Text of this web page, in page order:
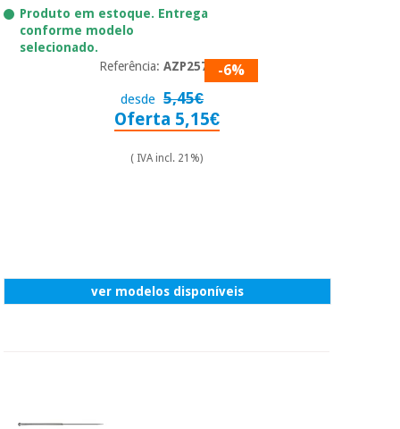
Produto em estoque. Entrega
conforme modelo
selecionado.
Referência:AZP2575 -6%
desde 5,45€
Oferta 5,15€
( IVA incl. 21%)
ver modelos disponíveis